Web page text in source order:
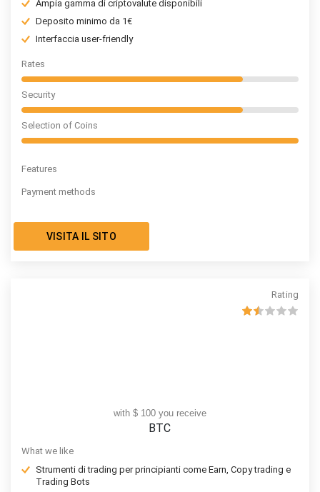
Ampia gamma di criptovalute disponibili
Deposito minimo da 1€
Interfaccia user-friendly
Rates
Security
Selection of Coins
Features
Payment methods
VISITA IL SITO
Rating
with $ 100 you receive
BTC
What we like
Strumenti di trading per principianti come Earn, Copy trading e
Trading Bots